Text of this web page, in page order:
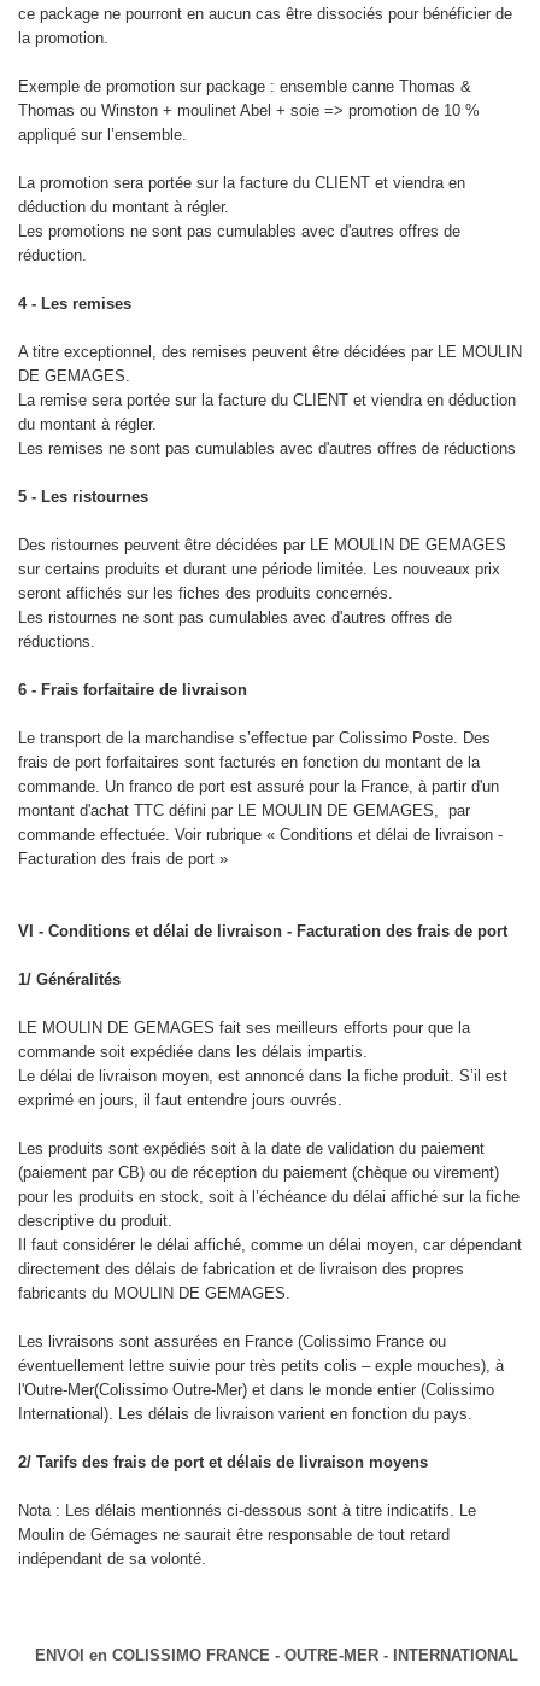
ce package ne pourront en aucun cas être dissociés pour bénéficier de
la promotion.
Exemple de promotion sur package : ensemble canne Thomas &
Thomas ou Winston + moulinet Abel + soie => promotion de 10 %
appliqué sur l’ensemble.
La promotion sera portée sur la facture du CLIENT et viendra en
déduction du montant à régler.
Les promotions ne sont pas cumulables avec d'autres offres de
réduction.
4 - Les remises
A titre exceptionnel, des remises peuvent être décidées par LE MOULIN
DE GEMAGES.
La remise sera portée sur la facture du CLIENT et viendra en déduction
du montant à régler.
Les remises ne sont pas cumulables avec d'autres offres de réductions
5 - Les ristournes
Des ristournes peuvent être décidées par LE MOULIN DE GEMAGES
sur certains produits et durant une période limitée. Les nouveaux prix
seront affichés sur les fiches des produits concernés.
Les ristournes ne sont pas cumulables avec d'autres offres de
réductions.
6 - Frais forfaitaire de livraison
Le transport de la marchandise s’effectue par Colissimo Poste. Des
frais de port forfaitaires sont facturés en fonction du montant de la
commande. Un franco de port est assuré pour la France, à partir d'un
montant d'achat TTC défini par LE MOULIN DE GEMAGES, par
commande effectuée. Voir rubrique « Conditions et délai de livraison -
Facturation des frais de port »
VI - Conditions et délai de livraison - Facturation des frais de port
1/ Généralités
LE MOULIN DE GEMAGES fait ses meilleurs efforts pour que la
commande soit expédiée dans les délais impartis.
Le délai de livraison moyen, est annoncé dans la fiche produit. S’il est
exprimé en jours, il faut entendre jours ouvrés.
Les produits sont expédiés soit à la date de validation du paiement
(paiement par CB) ou de réception du paiement (chèque ou virement)
pour les produits en stock, soit à l’échéance du délai affiché sur la fiche
descriptive du produit.
Il faut considérer le délai affiché, comme un délai moyen, car dépendant
directement des délais de fabrication et de livraison des propres
fabricants du MOULIN DE GEMAGES.
Les livraisons sont assurées en France (Colissimo France ou
éventuellement lettre suivie pour très petits colis – exple mouches), à
l'Outre-Mer(Colissimo Outre-Mer) et dans le monde entier (Colissimo
International). Les délais de livraison varient en fonction du pays.
2/ Tarifs des frais de port et délais de livraison moyens
Nota : Les délais mentionnés ci-dessous sont à titre indicatifs. Le
Moulin de Gémages ne saurait être responsable de tout retard
indépendant de sa volonté.
ENVOI en COLISSIMO FRANCE - OUTRE-MER - INTERNATIONAL